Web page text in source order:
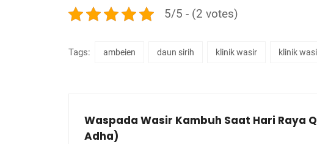
5/5 - (2 votes)
Tags: ambeien daun sirih klinik wasir klinik
Waspada Wasir Kambuh Saat Hari Raya
Adha)